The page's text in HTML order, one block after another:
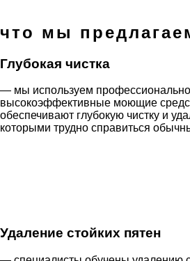
что мы
Глубокая чистка
— мы используем
высокоэффективные моющие
обеспечивают глубокую чистку и
которыми трудно справиться
Удаление стойких пятен